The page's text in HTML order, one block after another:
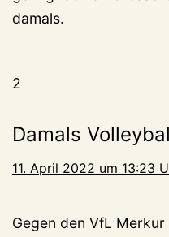
damals.
2
Damals
11. April 2022 um 13:23
Gegen den VfL